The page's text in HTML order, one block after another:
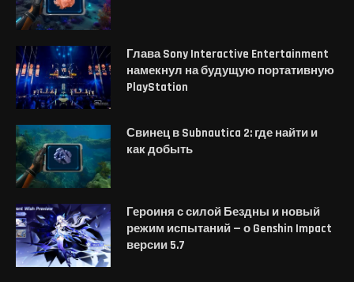
Глава Sony Interactive Entertainment
намекнул на будущую портативную
PlayStation
Свинец в Subnautica 2: где найти и
как добыть
Героиня с силой Бездны и новый
режим испытаний — о Genshin Impact
версии 5.7